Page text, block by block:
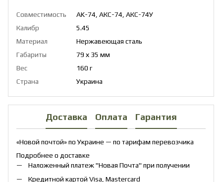
Совместимость
AK-74, АКС-74, АКС-74У
Калибр
5.45
Материал
Нержавеющая сталь
Габариты
79 х 35 мм
Вес
160 г
Страна
Украина
Доставка Оплата Гарантия
«Новой почтой» по Украине — по тарифам перевозчика
Подробнее о доставке
Наложенный платеж "Новая Почта" при получении
Кредитной картой Visa, Mastercard